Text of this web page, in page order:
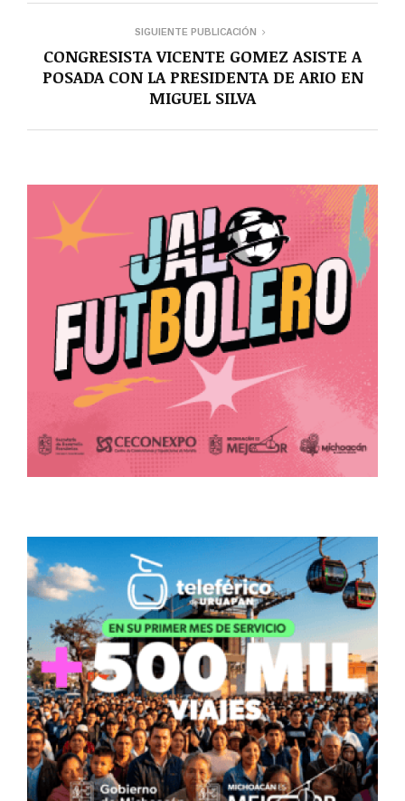
SIGUIENTE PUBLICACIÓN
CONGRESISTA VICENTE GOMEZ ASISTE A
POSADA CON LA PRESIDENTA DE ARIO EN
MIGUEL SILVA